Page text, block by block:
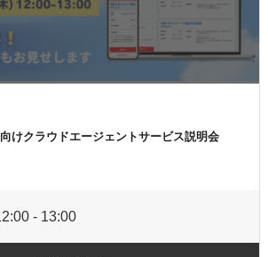
けクラウドエージェントサービス説明会
- 13:00